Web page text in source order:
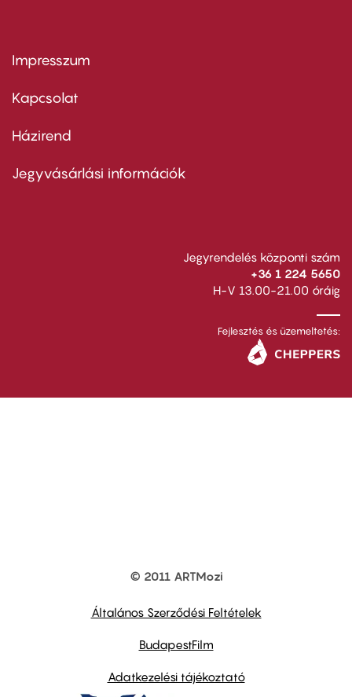
Footer
first
Impresszum
Kapcsolat
Footer
second
Házirend
Jegyvásárlási információk
Jegyrendelés központi szám
+36 1 224 5650
H-V 13.00-21.00 óráig
Fejlesztés és üzemeltetés:
© 2011 ARTMozi
Általános Szerződési Feltételek
BudapestFilm
Adatkezelési tájékoztató